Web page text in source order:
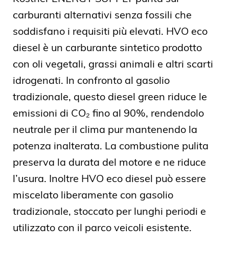
carburanti alternativi senza fossili che
soddisfano i requisiti più elevati. HVO eco
diesel è un carburante sintetico prodotto
con oli vegetali, grassi animali e altri scarti
idrogenati. In confronto al gasolio
tradizionale, questo diesel green riduce le
emissioni di CO₂ fino al 90%, rendendolo
neutrale per il clima pur mantenendo la
potenza inalterata. La combustione pulita
preserva la durata del motore e ne riduce
l’usura. Inoltre HVO eco diesel può essere
miscelato liberamente con gasolio
tradizionale, stoccato per lunghi periodi e
utilizzato con il parco veicoli esistente.